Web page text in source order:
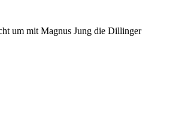
um mit Magnus Jung die Dillinger